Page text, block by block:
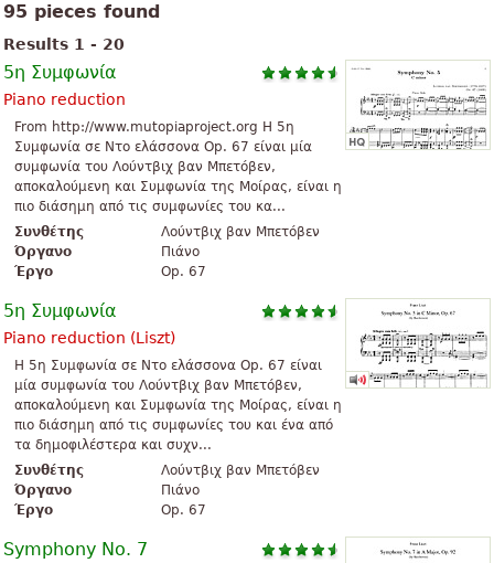
95 pieces found
Results 1 - 20
5η Συμφωνία
Piano reduction
From http://www.mutopiaproject.org H 5η
Συμφωνία σε Ντο ελάσσονα Op. 67 είναι μία
συμφωνία του Λούντβιχ βαν Μπετόβεν,
αποκαλούμενη και Συμφωνία της Μοίρας, είναι η
πιο διάσημη από τις συμφωνίες του κα...
Συνθέτης
Λούντβιχ βαν Μπετόβεν
Όργανο
Πιάνο
Έργο
Op. 67
5η Συμφωνία
Piano reduction (Liszt)
H 5η Συμφωνία σε Ντο ελάσσονα Op. 67 είναι
μία συμφωνία του Λούντβιχ βαν Μπετόβεν,
αποκαλούμενη και Συμφωνία της Μοίρας, είναι η
πιο διάσημη από τις συμφωνίες του και ένα από
τα δημοφιλέστερα και συχν...
Συνθέτης
Λούντβιχ βαν Μπετόβεν
Όργανο
Πιάνο
Έργο
Op. 67
Symphony No. 7